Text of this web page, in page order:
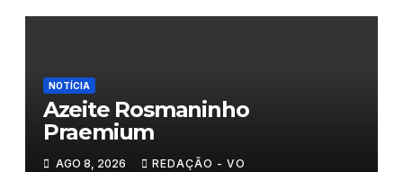
NOTÍCIA
Azeite Rosmaninho
Praemium
AGO 8, 2026 REDAÇÃO - VO